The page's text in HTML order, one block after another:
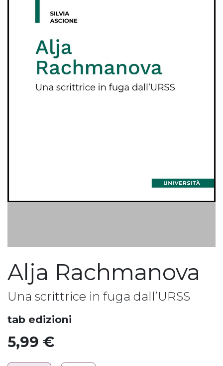
Alja Rachmanova
Una scrittrice in fuga dall’URSS
tab edizioni
5,99 €